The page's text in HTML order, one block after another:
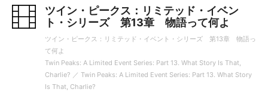
ツイン・ピークス：リミテッド・イベン
ト・シリーズ 第13章 物語って何よ
ツイン・ピークス：リミテッド・イベント・シリーズ 第13章 物語っ
て何よ
Twin Peaks: A Limited Event Series: Part 13. What Story Is That,
Charlie? ／ Twin Peaks: A Limited Event Series: Part 13. What Story
Is That, Charlie?